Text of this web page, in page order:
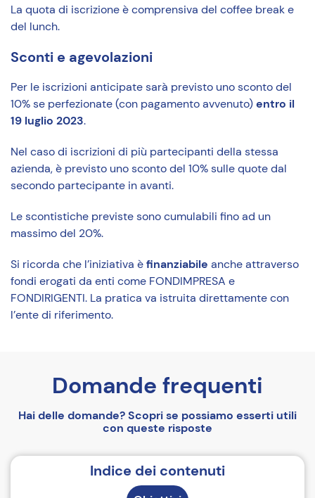
La quota di iscrizione è comprensiva del coffee break e
del lunch.
Sconti e agevolazioni
Per le iscrizioni anticipate sarà previsto uno sconto del
10% se perfezionate (con pagamento avvenuto)entro il
19 luglio 2023.
Nel caso di iscrizioni di più partecipanti della stessa
azienda, è previsto uno sconto del 10% sulle quote dal
secondo partecipante in avanti.
Le scontistiche previste sono cumulabili fino ad un
massimo del 20%.
Si ricorda che l’iniziativa èfinanziabile anche attraverso
fondi erogati da enti come FONDIMPRESA e
FONDIRIGENTI. La pratica va istruita direttamente con
l’ente di riferimento.
Domande frequenti
Hai delle domande? Scopri se possiamo esserti utili
con queste risposte
Indice dei contenuti